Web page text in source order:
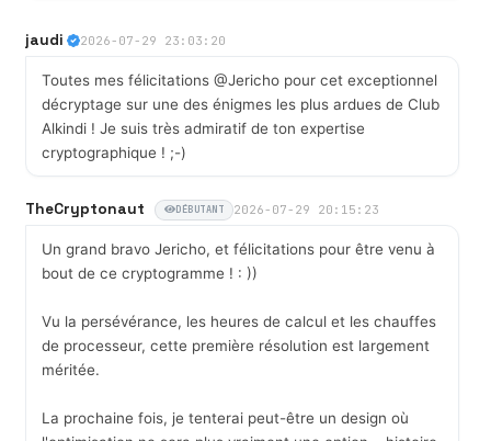
jaudi 2026-07-29 23:03:20
Toutes mes félicitations @Jericho pour cet exceptionnel
décryptage sur une des énigmes les plus ardues de Club
Alkindi ! Je suis très admiratif de ton expertise
cryptographique ! ;-)
TheCryptonaut DÉBUTANT 2026-07-29 20:15:23
Un grand bravo Jericho, et félicitations pour être venu à
bout de ce cryptogramme ! : ))
Vu la persévérance, les heures de calcul et les chauffes
de processeur, cette première résolution est largement
méritée.
La prochaine fois, je tenterai peut-être un design où